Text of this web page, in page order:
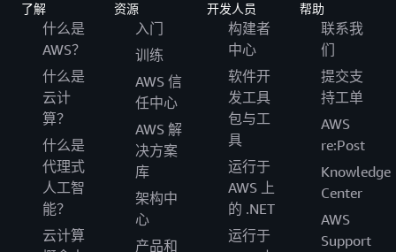
DataSync、AWS Directory Service、EC2 Image
Builder、Amazon Elastic File System（Amazon EFS）、
Amazon Kinesis Data Firehose、Firewall Management
Service（FMS）、Amazon FSx、AWS Glue、Amazon
GuardDuty、AWS IAM Identity Center、AWS Lake
Formation、AWS License Manager、适用于 Apache Flink
的亚马逊托管服务（MSF）、Amazon Managed
Streaming for Kafka（MSK）、Amazon MQ、AWS
Organizations、AWS Private Certificate Authority、AWS
Resource Access Manager（RAM）、AWS Resource
Groups、Amazon SageMaker、AWS Security Hub、AWS
了解
什么是
AWS？
什么是
云计
算？
什么是
代理式
人工智
能？
云计算
资源
入门
训练
AWS 信
任中心
AWS 解
决方案
库
架构中
心
产品和
开发人员
构建者
中心
软件开
发工具
包与工
具
运行于
AWS 上
的 .NET
运行于
帮助
联系我
们
提交支
持工单
AWS
re:Post
Knowledge
Center
AWS
Support